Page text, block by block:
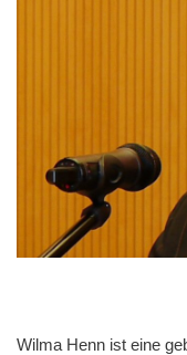
Wilma Henn ist eine